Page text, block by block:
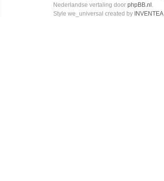
Nederlandse vertaling door phpBB.nl .
Style we_universal created by INVENTEA